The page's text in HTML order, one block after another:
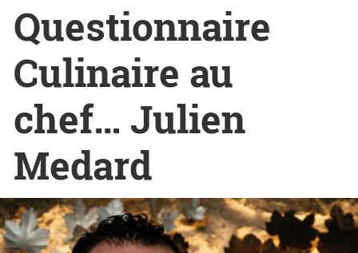
Questionnaire
Culinaire au
chef… Julien
Medard